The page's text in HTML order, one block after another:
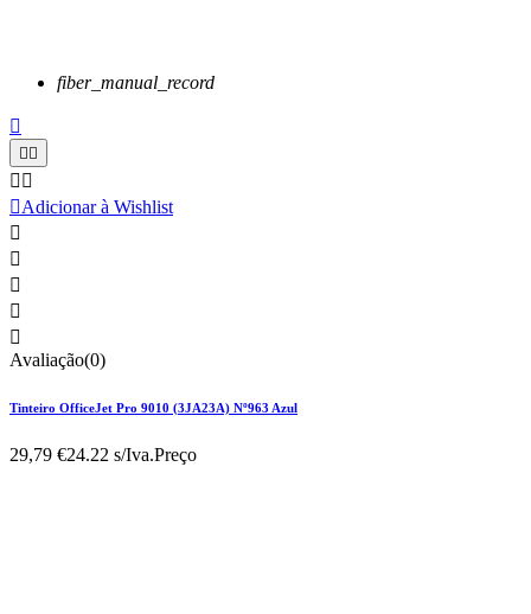
fiber_manual_record


 
Adicionar à Wishlist





Avaliação(0)
Tinteiro OfficeJet Pro 9010 (3JA23A) Nº963 Azul
29,79 €24.22 s/Iva.Preço